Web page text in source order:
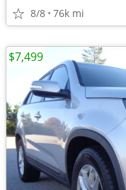
8/8 76k mi
$7,499